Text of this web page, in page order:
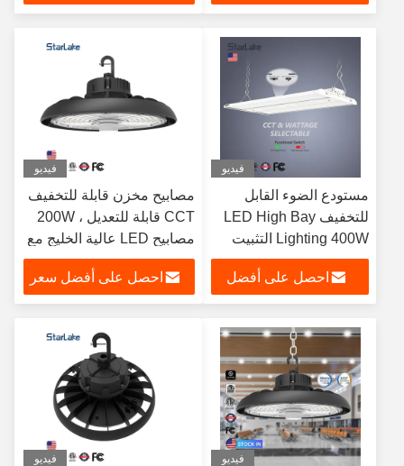
التجارية
فيديو
مستودع الضوء القابل
للتخفيف LED High Bay
Lighting 400W التثبيت
المعلق
احصل على أفضل
فيديو
مصابيح مخزن قابلة للتخفيف
CCT قابلة للتعديل ، 200W
مصابيح LED عالية الخليج مع
جهاز استشعار الحركة
احصل على أفضل سعر
فيديو فيديو